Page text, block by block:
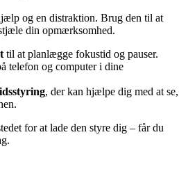
og en distraktion. Brug den til at
din opmærksomhed.
til at planlægge fokustid og pauser.
telefon og computer i dine
, der kan hjælpe dig med at se,
for at lade den styre dig – får du